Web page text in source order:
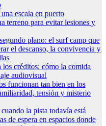
escala en puerto
terreno para evitar lesiones y
plano: el surf camp que
el descanso, la convivencia y
los créditos: cómo la comida
audiovisual
funcionan tan bien en los
tensión y misterio
la pista todavía está
de espera en espacios donde